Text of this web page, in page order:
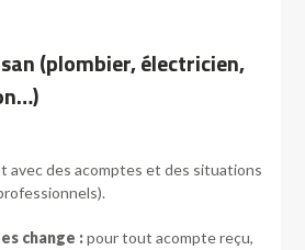
(plombier, électricien,
avec des acomptes et des situations
change :pour tout acompte reçu,